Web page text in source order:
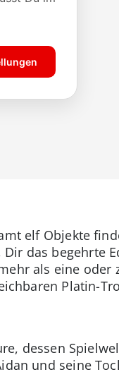
elf Objekte
Dir das begehrte
als eine oder
Platin-
dessen
und seine